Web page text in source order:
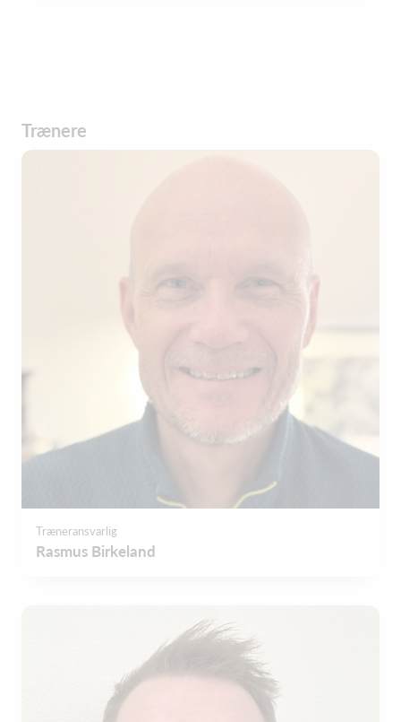
Trænere
Træneransvarlig
Rasmus Birkeland